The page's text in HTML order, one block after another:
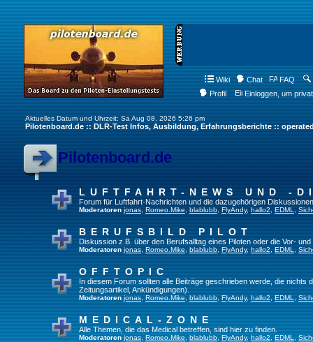
Wiki Chat FAQ
Profil
Einloggen, um
Aktuelles Datum und Uhrzeit: Sa Aug 08, 2026 5:26 pm
Pilotenboard.de :: DLR-Test Infos, Ausbildung, Erfahrungsberichte ::
Pilotenboard.de
LUFTFAHRT-NEWS UND -
Forum für Luftfahrt-Nachrichten und die dazugehörigen
Moderatoren jonas Romeo.Mike blablubb FlyAndy, hallo2 EDML
BERUFSBILD PILOT
Diskussion z.B. über den Berufsalltag eines Piloten oder die Vor-
Moderatoren jonas Romeo.Mike blablubb FlyAndy, hallo2 EDML
OFFTOPIC
In diesem Forum sollten alle Beiträge geschrieben werde, die
Zeitungsartikel, Ankündigungen).
Moderatoren jonas Romeo.Mike blablubb FlyAndy, hallo2 EDML
MEDICAL-ZONE
Alle Themen, die das Medical betreffen, sind hier zu finden.
Moderatoren jonas Romeo.Mike blablubb FlyAndy, hallo2 EDML